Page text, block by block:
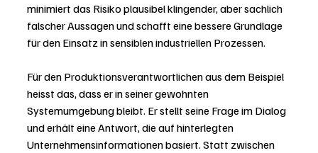
minimiert das Risiko plausibel klingender, aber sachlich
falscher Aussagen und schafft eine bessere Grundlage
für den Einsatz in sensiblen industriellen Prozessen.
Für den Produktionsverantwortlichen aus dem Beispiel
heisst das, dass er in seiner gewohnten
Systemumgebung bleibt. Er stellt seine Frage im Dialog
und erhält eine Antwort, die auf hinterlegten
Unternehmensinformationen basiert. Statt zwischen